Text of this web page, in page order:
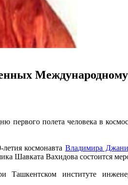
Международному
первого полета человека в
летия космонавтаВладимира
Шавката Вахидова состоится
институте